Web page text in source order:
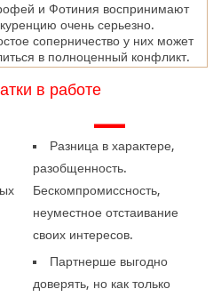
и Фотиния воспринимают
очень серьезно.
соперничество у них может
в полноценный конфликт.
в работе
—
Разница в характере,
разобщенность.
Бескомпромиссность,
неуместное отстаивание
своих интересов.
Партнерше выгодно
доверять, но как только